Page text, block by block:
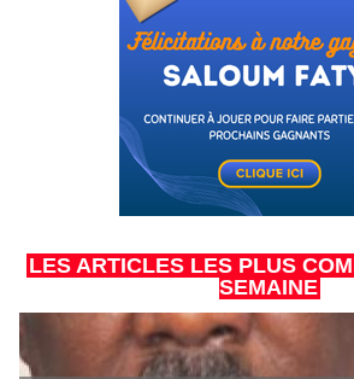
LES ARTICLES LES PLUS
SEMAINE